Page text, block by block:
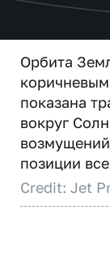
Орбита
показана
вокруг
позиции
Credit: Jet